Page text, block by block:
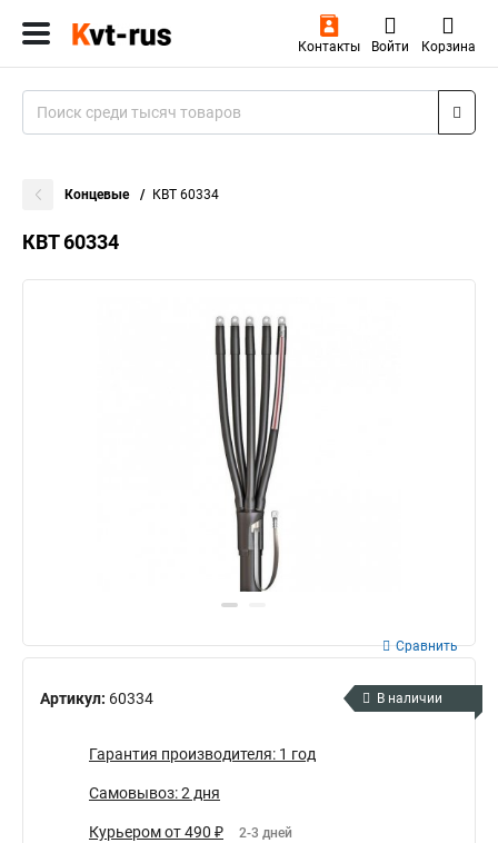
Контакты Войти Корзина
Концевые КВТ 60334
КВТ 60334
Артикул: 60334
Сравнить
В наличии
Гарантия производителя: 1 год
Самовывоз: 2 дня
Курьером от 490 ₽ 2-3 дней